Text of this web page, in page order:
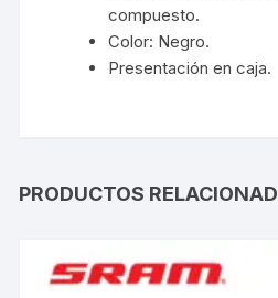
compuesto.
Color: Negro.
Presentación en caja.
PRODUCTOS